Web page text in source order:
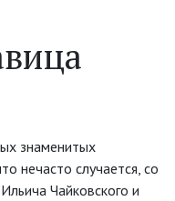
знаменитых
нечасто случается, со
Чайковского и